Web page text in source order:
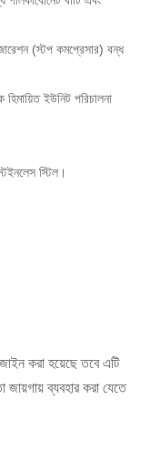
(স্টপ কমপ্রেসার) বন্ধ
ইউনিট পরিচালনা
স্টিল।
করা হয়েছে তবে এটি
ব্যবহার করা যেতে